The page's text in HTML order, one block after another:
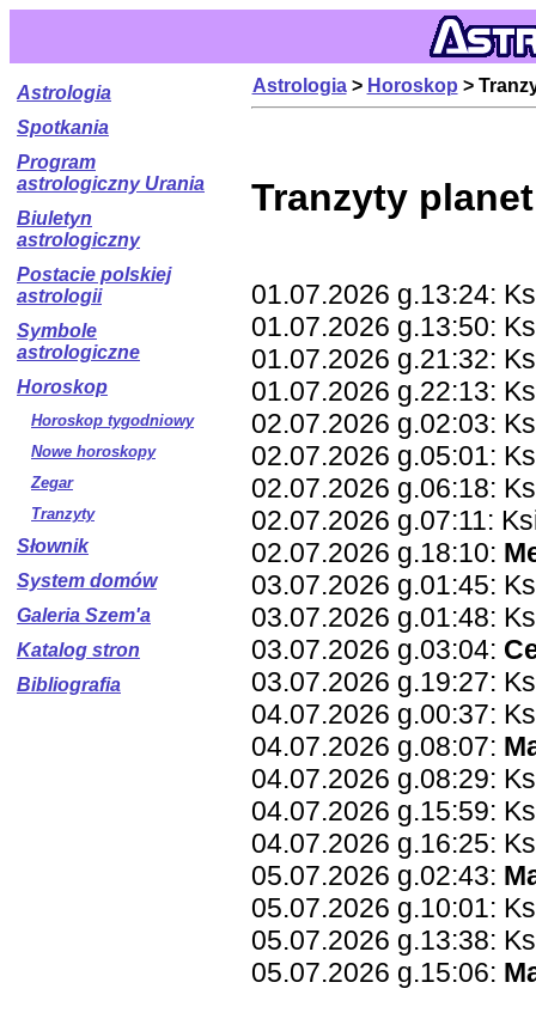
Astrologia
Spotkania
Program
astrologiczny Urania
Biuletyn
astrologiczny
Postacie polskiej
astrologii
Symbole
astrologiczne
Horoskop
Horoskop tygodniowy
Nowe horoskopy
Zegar
Tranzyty
Słownik
System domów
Galeria Szem'a
Katalog stron
Bibliografia
Astrologia> Horoskop >
Tranzyty
01.07.2026 g.13:24:
01.07.2026 g.13:50:
01.07.2026 g.21:32:
01.07.2026 g.22:13:
02.07.2026 g.02:03:
02.07.2026 g.05:01:
02.07.2026 g.06:18:
02.07.2026 g.07:11:
02.07.2026 g.18:10:
03.07.2026 g.01:45:
03.07.2026 g.01:48:
03.07.2026 g.03:04:
03.07.2026 g.19:27:
04.07.2026 g.00:37:
04.07.2026 g.08:07:
04.07.2026 g.08:29:
04.07.2026 g.15:59:
04.07.2026 g.16:25:
05.07.2026 g.02:43:
05.07.2026 g.10:01:
05.07.2026 g.13:38:
05.07.2026 g.15:06: